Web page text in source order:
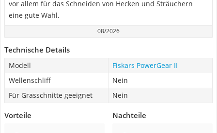
vor allem für das Schneiden von Hecken und Sträuchern
eine gute Wahl.
08/2026
Technische Details
Modell
Fiskars PowerGear II
Wellenschliff
Nein
Für Grasschnitte geeignet
Nein
Vorteile Nachteile